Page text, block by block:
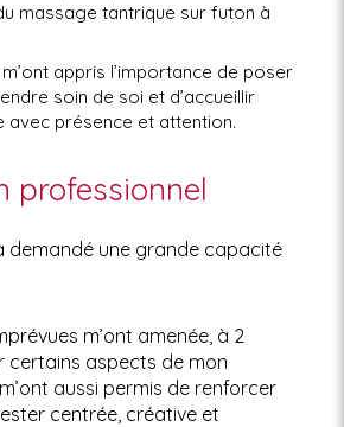
massage tantrique sur futon à
appris l’importance de poser
soin de soi et d’accueillir
avec présence et attention.
professionnel
demandé une grande capacité
m’ont amenée, à 2
certains aspects de mon
aussi permis de renforcer
centrée, créative et